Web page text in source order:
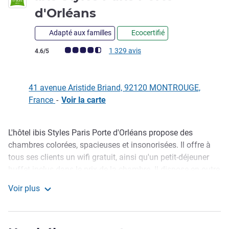
d'Orléans
Adapté aux familles Ecocertifié
Note Avis clients (Note ALL)
4.6/5 1 329 avis
41 avenue Aristide Briand, 92120 MONTROUGE,
France - Voir la carte
Description
L'hôtel ibis Styles Paris Porte d'Orléans propose des
chambres colorées, spacieuses et insonorisées. Il offre à
tous ses clients un wifi gratuit, ainsi qu'un petit-déjeuner
par la lumière extérieure, d'un jardin intérieur avec terrasse
L'hôtel se trouve à proximité du Parc des expositions de la
Voir plus